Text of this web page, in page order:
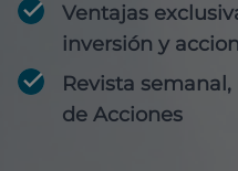
Ventajas
inversión y
Revista
de Acciones